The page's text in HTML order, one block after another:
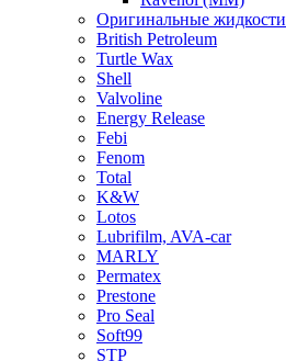
Оригинальные жидкости
British Petroleum
Turtle Wax
Shell
Valvoline
Energy Release
Febi
Fenom
Total
K&W
Lotos
Lubrifilm, AVA-car
MARLY
Permatex
Prestone
Pro Seal
Soft99
STP